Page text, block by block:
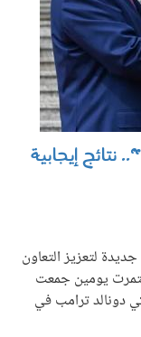
إيجابية
لتعزيز التعاون
يومين جمعت
دونالد ترامب في